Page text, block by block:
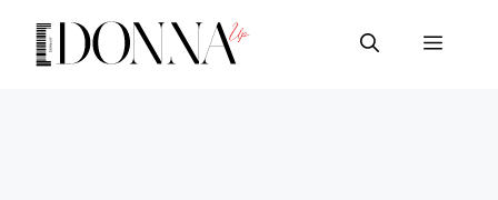
contenuto
Menu